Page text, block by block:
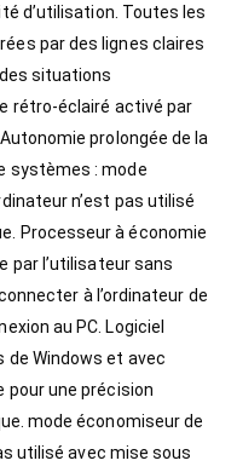
d’utilisation. Toutes les
par des lignes claires
situations
rétro-éclairé activé par
prolongée de la
systèmes : mode
n’est pas utilisé
Processeur à économie
par l’utilisateur sans
à l’ordinateur de
au PC. Logiciel
Windows et avec
pour une précision
mode économiseur de
utilisé avec mise sous